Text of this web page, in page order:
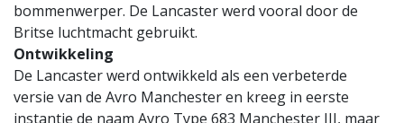
bommenwerper. De Lancaster werd vooral door de
Britse luchtmacht gebruikt.
Ontwikkeling
De Lancaster werd ontwikkeld als een verbeterde
versie van de Avro Manchester en kreeg in eerste
instantie de naam Avro Type 683 Manchester III, maar